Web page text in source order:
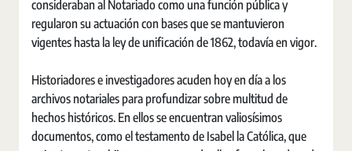
consideraban al Notariado como una función pública y
regularon su actuación con bases que se mantuvieron
vigentes hasta la ley de unificación de 1862, todavía en vigor.
Historiadores e investigadores acuden hoy en día a los
archivos notariales para profundizar sobre multitud de
hechos históricos. En ellos se encuentran valiosísimos
documentos, como el testamento de Isabel la Católica, que